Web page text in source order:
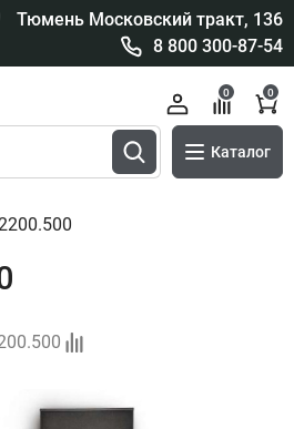
Тюмень Московский тракт, 136
8 800 300-87-54
Каталог
0 0